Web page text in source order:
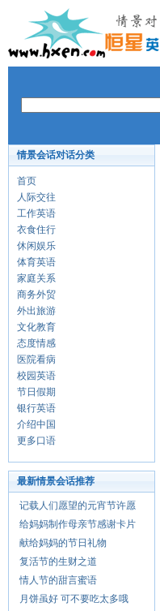
情景会话对话分类
首页
人际交往
工作英语
衣食住行
休闲娱乐
体育英语
家庭关系
商务外贸
外出旅游
文化教育
态度情感
医院看病
校园英语
节日假期
银行英语
介绍中国
更多口语
最新情景会话推荐
记载人们愿望的元宵节许愿
给妈妈制作母亲节感谢卡片
献给妈妈的节日礼物
复活节的生财之道
情人节的甜言蜜语
月饼虽好 可不要吃太多哦